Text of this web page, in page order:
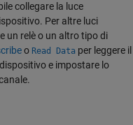
collegare la luce
Per altre luci
un relè o un altro tipo di
o Read Data per leggere il
e impostare lo